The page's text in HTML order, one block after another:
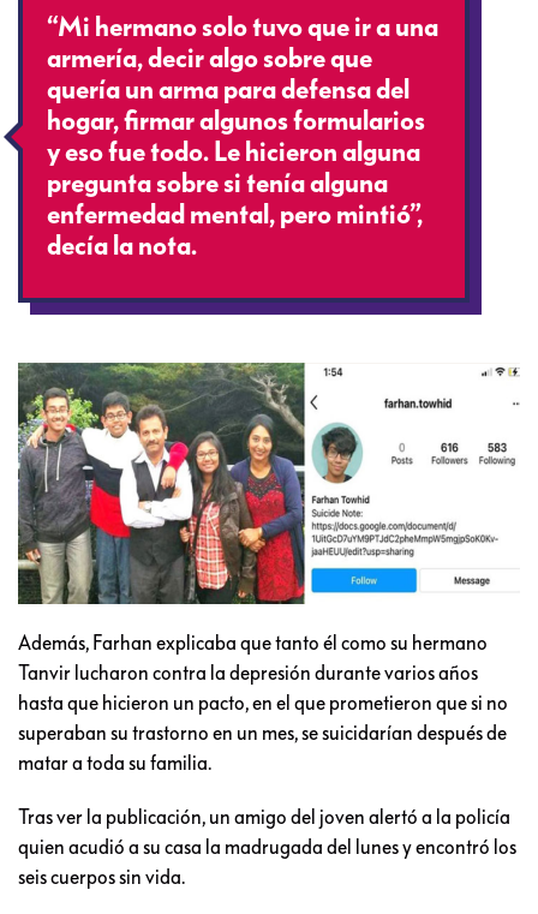
“Mi hermano solo tuvo que ir a una
armería, decir algo sobre que
quería un arma para defensa del
hogar, firmar algunos formularios
y eso fue todo. Le hicieron alguna
pregunta sobre si tenía alguna
enfermedad mental, pero mintió”,
decía la nota.
Además, Farhan explicaba que tanto él como su hermano
Tanvir lucharon contra la depresión durante varios años
hasta que hicieron un pacto, en el que prometieron que si no
superaban su trastorno en un mes, se suicidarían después de
matar a toda su familia.
Tras ver la publicación, un amigo del joven alertó a la policía
quien acudió a su casa la madrugada del lunes y encontró los
seis cuerpos sin vida.